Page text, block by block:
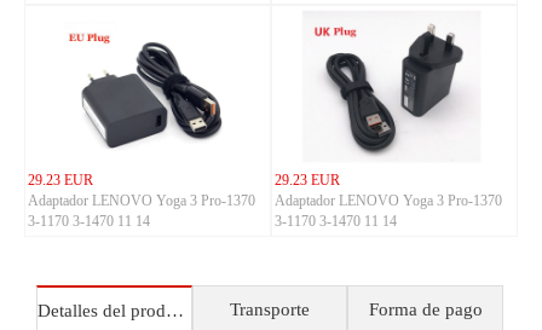
29.23 EUR
Adaptador LENOVO Yoga 3 Pro-1370
3-1170 3-1470 11 14
29.23 EUR
Adaptador LENOVO Yoga 3 Pro-1370
3-1170 3-1470 11 14
Detalles del producto Transporte Forma de pago